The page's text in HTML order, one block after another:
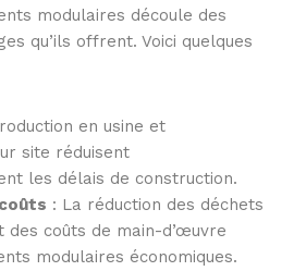
modulaires découle des
qu’ils offrent. Voici quelques
en usine et
site réduisent
les délais de construction.
: La réduction des déchets
des coûts de main-d’œuvre
modulaires économiques.